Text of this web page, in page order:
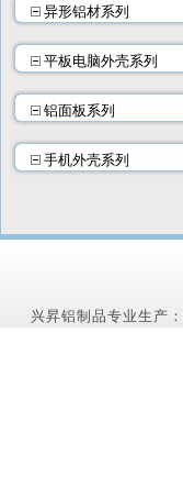
异形铝材系列
平板电脑外壳系列
铝面板系列
手机外壳系列
兴昇铝制品专业生产：